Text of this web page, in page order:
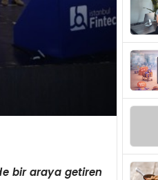
bir araya getiren